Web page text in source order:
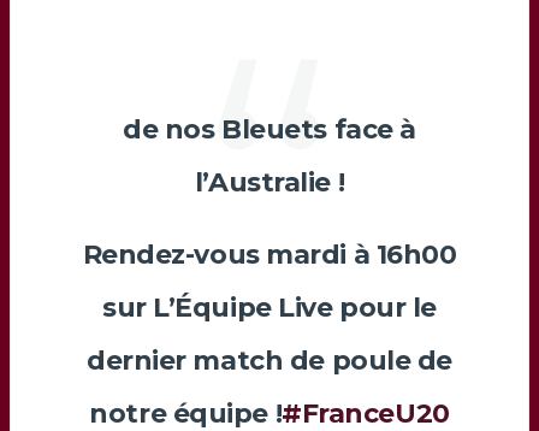
de nos Bleuets face à
l’Australie !
Rendez-vous mardi à 16h00
sur L’Équipe Live pour le
dernier match de poule de
notre équipe !#FranceU20